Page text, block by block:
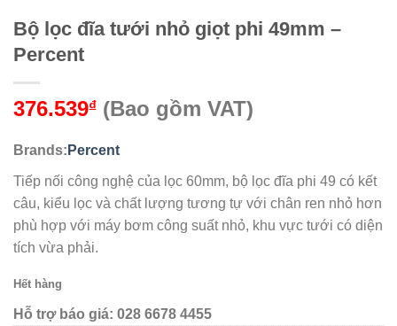
Bộ lọc đĩa tưới nhỏ giọt phi 49mm –
Percent
376.539₫ (Bao gồm VAT)
Brands: Percent
Tiếp nối công nghệ của lọc 60mm, bộ lọc đĩa phi 49 có kết
câu, kiểu lọc và chất lượng tương tự với chân ren nhỏ hơn
phù hợp với máy bơm công suất nhỏ, khu vực tưới có diện
tích vừa phải.
Hết hàng
Hỗ trợ báo giá: 028 6678 4455